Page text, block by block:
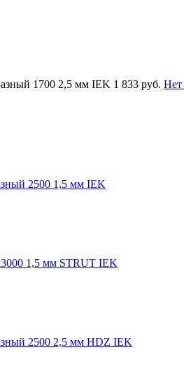
1700 2,5 мм IEK 1 833 руб. Нет
2500 1,5 мм IEK
1,5 мм STRUT IEK
2500 2,5 мм HDZ IEK